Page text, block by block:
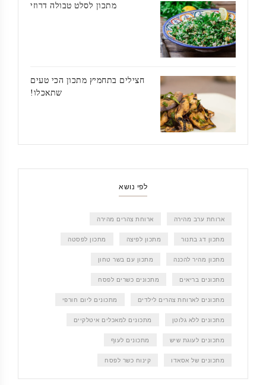
מתכון לסלט טבולה דרוזי
חצילים בתחמיץ מתכון הכי טעים
שתאכלו!
לפי נושא
ארוחת ערב מהירה ארוחת צהרים מהירה
מתכון דג בתנור מתכון לפיצה מתכון לפסטה
מתכון מהיר להכנה מתכון עם בשר טחון
מתכונים בריאים מתכונים כשרים לפסח
מתכונים לארוחת צהרים לילדים מתכונים ליום חורפי
מתכונים ללא גלוטן מתכונים למאכלים איטלקיים
מתכונים לעוגת שיש מתכונים לעוף
מתכונים של אסאדו קינוח כשר לפסח